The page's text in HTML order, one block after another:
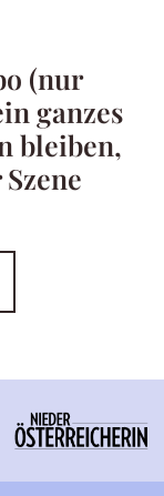
(nur
ganzes
bleiben,